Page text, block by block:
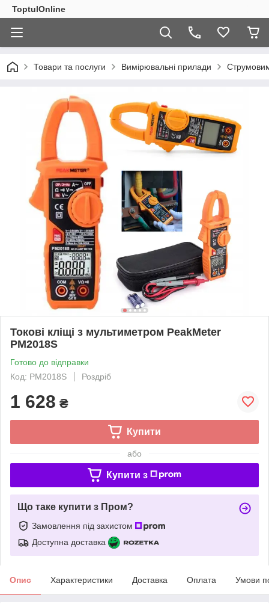
ToptulOnline
Товари та послуги Вимірювальні прилади
Токові кліщі з мультиметром PeakMeter
PM2018S
Готово до відправки
Код: PM2018S
Роздріб
1 628 ₴
Купити
або
Купити з
Що таке купити з Пром?
Замовлення під захистом
Доступна доставка
Опис Характеристики Доставка Оплата Умови